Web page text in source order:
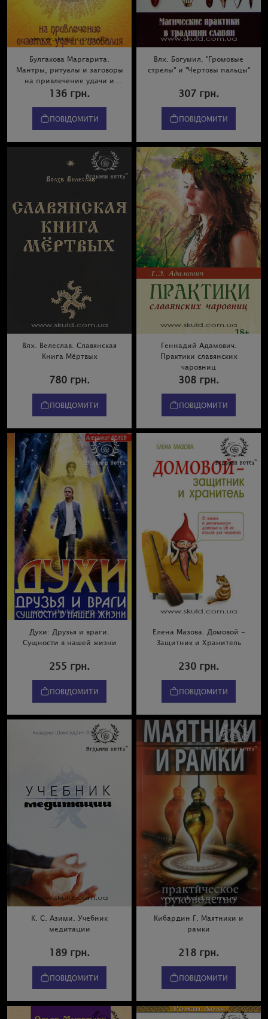
Булгакова Маргарита.
Мантры, ритуалы и заговоры
на привлечение удачи и
изобилия
136 грн.
ПОВІДОМИТИ
Влх. Богумил. "Громовые
стрелы" и "Чертовы пальцы"
307 грн.
ПОВІДОМИТИ
Влх. Велеслав. Славянская
Книга Мёртвых
780 грн.
ПОВІДОМИТИ
Геннадий Адамович.
Практики славянских
чаровниц
308 грн.
ПОВІДОМИТИ
Духи: Друзья и враги.
Сущности в нашей жизни
255 грн.
ПОВІДОМИТИ
Елена Мазова. Домовой -
Защитник и Хранитель
230 грн.
ПОВІДОМИТИ
К. С. Азими. Учебник
медитации
189 грн.
ПОВІДОМИТИ
Кибардин Г. Маятники и
рамки
218 грн.
ПОВІДОМИТИ